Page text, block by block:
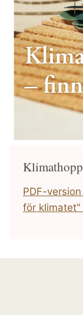
PDF-
för klimatet"